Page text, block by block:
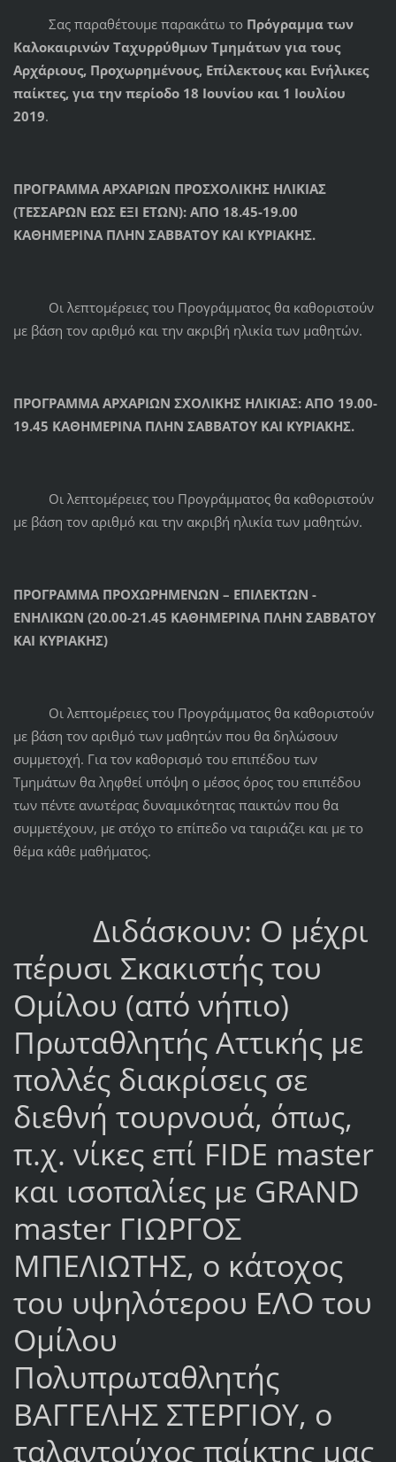
Σας παραθέτουμε παρακάτω το Πρόγραμμα των
Καλοκαιρινών Ταχυρρύθμων Τμημάτων για τους
Αρχάριους, Προχωρημένους, Επίλεκτους και Ενήλικες
παίκτες, για την περίοδο 18 Ιουνίου και 1 Ιουλίου
2019.
ΠΡΟΓΡΑΜΜΑ ΑΡΧΑΡΙΩΝ ΠΡΟΣΧΟΛΙΚΗΣ ΗΛΙΚΙΑΣ
(ΤΕΣΣΑΡΩΝ ΕΩΣ ΕΞΙ ΕΤΩΝ): ΑΠΟ 18.45-19.00
ΚΑΘΗΜΕΡΙΝΑ ΠΛΗΝ ΣΑΒΒΑΤΟΥ ΚΑΙ ΚΥΡΙΑΚΗΣ.
Οι λεπτομέρειες του Προγράμματος θα καθοριστούν
με βάση τον αριθμό και την ακριβή ηλικία των μαθητών.
ΠΡΟΓΡΑΜΜΑ ΑΡΧΑΡΙΩΝ ΣΧΟΛΙΚΗΣ ΗΛΙΚΙΑΣ: ΑΠΟ 19.00-
19.45 ΚΑΘΗΜΕΡΙΝΑ ΠΛΗΝ ΣΑΒΒΑΤΟΥ ΚΑΙ ΚΥΡΙΑΚΗΣ.
Οι λεπτομέρειες του Προγράμματος θα καθοριστούν
με βάση τον αριθμό και την ακριβή ηλικία των μαθητών.
ΠΡΟΓΡΑΜΜΑ ΠΡΟΧΩΡΗΜΕΝΩΝ – ΕΠΙΛΕΚΤΩΝ -
ΕΝΗΛΙΚΩΝ (20.00-21.45 ΚΑΘΗΜΕΡΙΝΑ ΠΛΗΝ ΣΑΒΒΑΤΟΥ
ΚΑΙ ΚΥΡΙΑΚΗΣ)
Οι λεπτομέρειες του Προγράμματος θα καθοριστούν
με βάση τον αριθμό των μαθητών που θα δηλώσουν
συμμετοχή. Για τον καθορισμό του επιπέδου των
Τμημάτων θα ληφθεί υπόψη ο μέσος όρος του επιπέδου
των πέντε ανωτέρας δυναμικότητας παικτών που θα
συμμετέχουν, με στόχο το επίπεδο να ταιριάζει και με το
θέμα κάθε μαθήματος.
Διδάσκουν: Ο μέχρι
πέρυσι Σκακιστής του
Ομίλου (από νήπιο)
Πρωταθλητής Αττικής με
πολλές διακρίσεις σε
διεθνή τουρνουά, όπως,
π.χ. νίκες επί FIDE master
και ισοπαλίες με GRAND
master ΓΙΩΡΓΟΣ
ΜΠΕΛΙΩΤΗΣ, ο κάτοχος
του υψηλότερου ΕΛΟ του
Ομίλου
Πολυπρωταθλητής
ΒΑΓΓΕΛΗΣ ΣΤΕΡΓΙΟΥ, ο
ταλαντούχος παίκτης μας